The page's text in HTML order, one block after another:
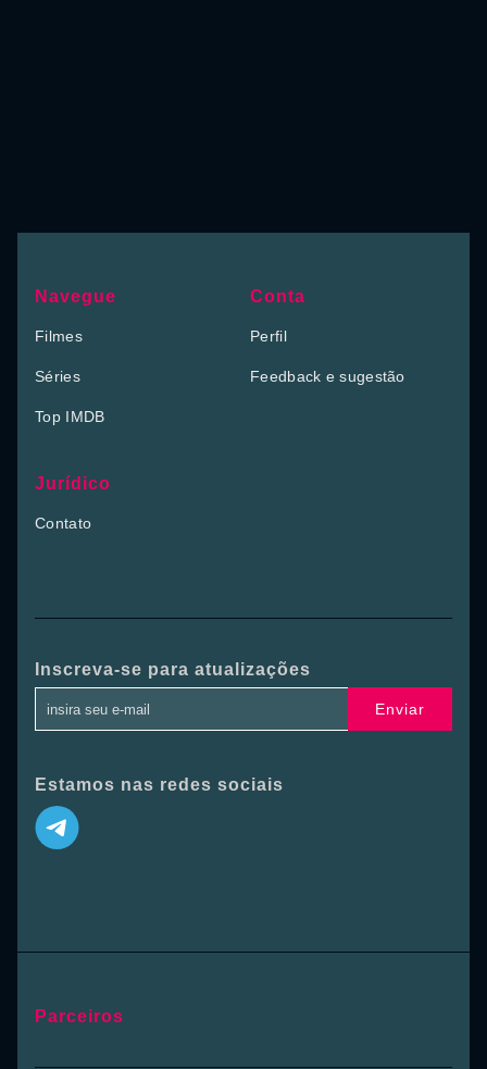
Navegue
Filmes
Séries
Top IMDB
Conta
Perfil
Feedback e sugestão
Jurídico
Contato
Inscreva-se para atualizações
Enviar
Estamos nas redes sociais
Parceiros